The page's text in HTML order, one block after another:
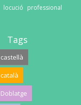
professional
Tags
castellà
català
Doblatge